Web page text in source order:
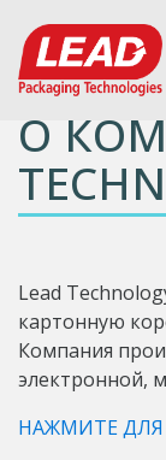
О
Lead
картонную
Компания
электронной,
НАЖМИТЕ